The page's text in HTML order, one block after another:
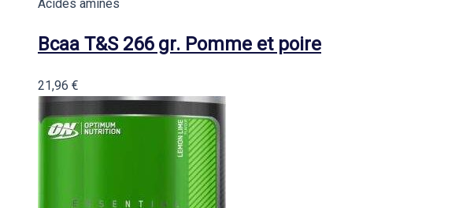
Acides aminés
Bcaa T&S 266 gr. Pomme et poire
21,96 €